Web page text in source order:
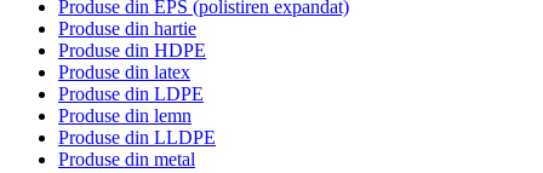
Produse din EPS (polistiren expandat)
Produse din hartie
Produse din HDPE
Produse din latex
Produse din LDPE
Produse din lemn
Produse din LLDPE
Produse din metal